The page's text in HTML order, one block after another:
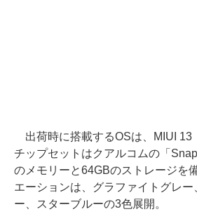
出荷時に搭載するOSは、MIUI 13
チップセットはクアルコムの「
のメモリーと64GBのストレージを
エーションは、グラファイトグレ
ー、スターブルーの3色展開。